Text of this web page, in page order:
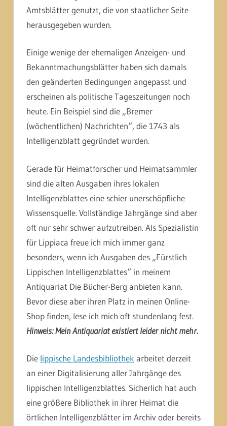
Amtsblätter genutzt, die von staatlicher Seite
herausgegeben wurden.
Einige wenige der ehemaligen Anzeigen- und
Bekanntmachungsblätter haben sich damals
den geänderten Bedingungen angepasst und
erscheinen als politische Tageszeitungen noch
heute. Ein Beispiel sind die „Bremer
(wöchentlichen) Nachrichten“, die 1743 als
Intelligenzblatt gegründet wurden.
Gerade für Heimatforscher und Heimatsammler
sind die alten Ausgaben ihres lokalen
Intelligenzblattes eine schier unerschöpfliche
Wissensquelle. Vollständige Jahrgänge sind aber
oft nur sehr schwer aufzutreiben. Als Spezialistin
für Lippiaca freue ich mich immer ganz
besonders, wenn ich Ausgaben des „Fürstlich
Lippischen Intelligenzblattes“ in meinem
Antiquariat Die Bücher-Berg anbieten kann.
Bevor diese aber ihren Platz in meinen Online-
Shop finden, lese ich mich oft stundenlang fest.
Hinweis: Mein Antiquariat existiert leider nicht mehr.
Die lippische Landesbibliothek arbeitet derzeit
an einer Digitalisierung aller Jahrgänge des
lippischen Intelligenzblattes. Sicherlich hat auch
eine größere Bibliothek in ihrer Heimat die
örtlichen Intelligenzblätter im Archiv oder bereits